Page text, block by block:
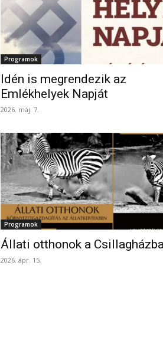
Programok
Idén is megrendezik az
Emlékhelyek Napját
2026. máj. 7.
Programok
Állati otthonok a
2026. ápr. 15.